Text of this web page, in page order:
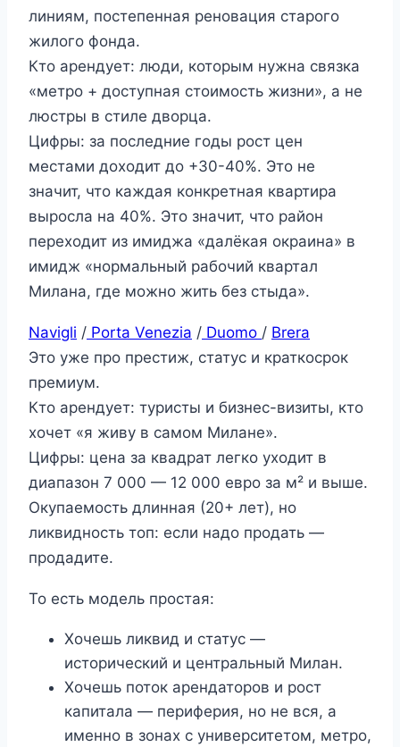
линиям, постепенная реновация старого
жилого фонда.
Кто арендует: люди, которым нужна связка
«метро + доступная стоимость жизни», а не
люстры в стиле дворца.
Цифры: за последние годы рост цен
местами доходит до +30-40%. Это не
значит, что каждая конкретная квартира
выросла на 40%. Это значит, что район
переходит из имиджа «далёкая окраина» в
имидж «нормальный рабочий квартал
Милана, где можно жить без стыда».
Navigli / Porta Venezia / Duomo / Brera
Это уже про престиж, статус и краткосрок
премиум.
Кто арендует: туристы и бизнес-визиты, кто
хочет «я живу в самом Милане».
Цифры: цена за квадрат легко уходит в
диапазон 7 000 — 12 000 евро за м² и выше.
Окупаемость длинная (20+ лет), но
ликвидность топ: если надо продать —
продадите.
То есть модель простая:
Хочешь ликвид и статус —
исторический и центральный Милан.
Хочешь поток арендаторов и рост
капитала — периферия, но не вся, а
именно в зонах с университетом, метро,